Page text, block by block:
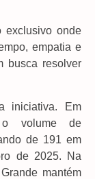
exclusivo onde
empatia e
busca resolver
iniciativa. Em
o volume de
de 191 em
de 2025. Na
mantém